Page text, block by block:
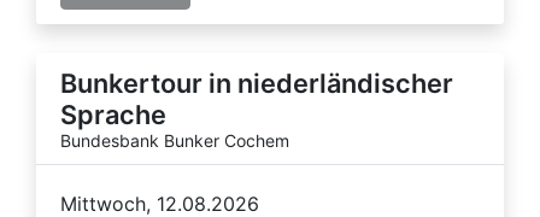
Bunkertour in niederländischer
Sprache
Bundesbank Bunker Cochem
Mittwoch, 12.08.2026